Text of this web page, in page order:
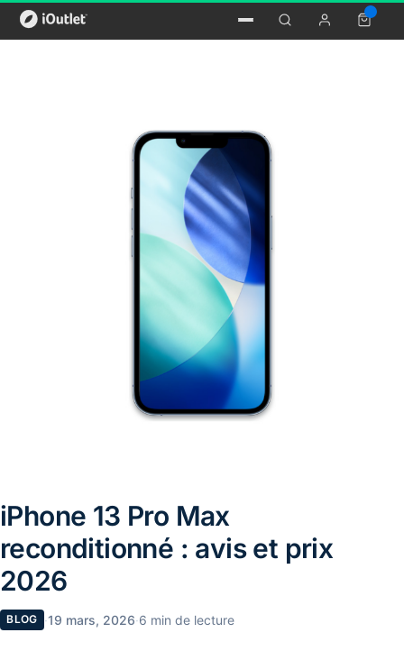
iPhone 13 Pro Max
reconditionné : avis et prix
2026
BLOG ·19 mars, 2026·6 min de lecture